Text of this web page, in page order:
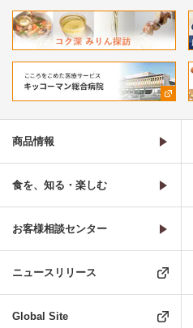
商品情報
食を、知る・楽しむ
お客様相談センター
ニュースリリース
Global Site